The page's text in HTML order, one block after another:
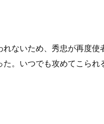
ないため、秀忠が再度使
。いつでも攻めてこられ